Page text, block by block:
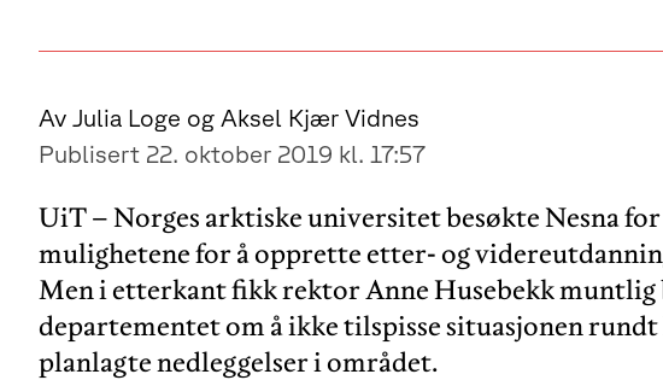
Av Julia Loge og Aksel Kjær Vidnes
Publisert 22. oktober 2019 kl. 17:57
UiT – Norges arktiske universitet besøkte Nesna for
mulighetene for å opprette etter- og
Men i etterkant fikk rektor Anne Husebekk muntlig
departementet om å ikke tilspisse situasjonen
planlagte nedleggelser i området.